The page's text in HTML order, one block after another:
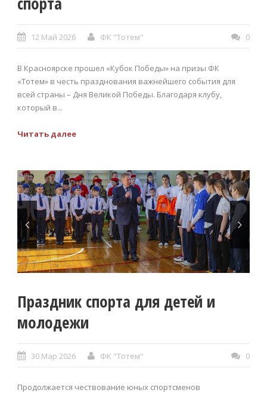
12 Май 2026 ФК "Тотем" 0
В Красноярске прошел «Кубок Победы» на призы ФК
«Тотем» в честь празднования важнейшего события для
всей страны – Дня Великой Победы. Благодаря клубу,
который в...
Читать далее
Праздник спорта для детей и
молодежи
30 Мар 2026 ФК "Тотем" 0
Продолжается чествование юных спортсменов